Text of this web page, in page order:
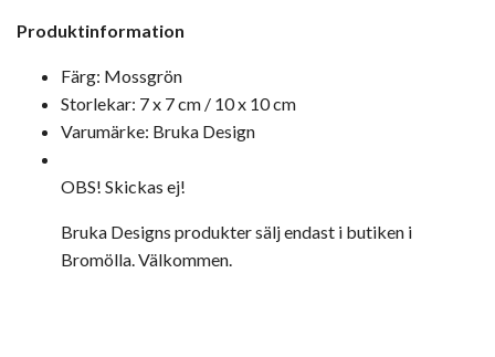
Produktinformation
Färg: Mossgrön
Storlekar: 7 x 7 cm / 10 x 10 cm
Varumärke: Bruka Design
OBS! Skickas ej!
Bruka Designs produkter sälj endast i butiken i
Bromölla. Välkommen.